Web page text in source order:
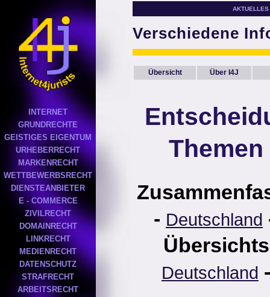
INTERNET
GRUNDRECHTE
GEISTIGES EIGENTUM
URHEBERRECHT
MARKENRECHT
WETTBEWERBSRECHT
DIENSTEANBIETER
E - COMMERCE
ZIVILRECHT
DOMAINRECHT
LINKRECHT
MEDIENRECHT
DATENSCHUTZ
STRAFRECHT
ARBEITSRECHT
AKTUELLES
Verschiedene
Übersicht Über I4J
- Deutschland
Deutschland